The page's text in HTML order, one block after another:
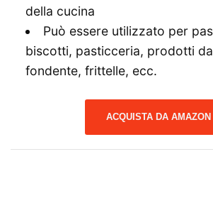
della cucina
Può essere utilizzato per
biscotti, pasticceria, prodotti
fondente, frittelle, ecc.
ACQUISTA DA AMAZON